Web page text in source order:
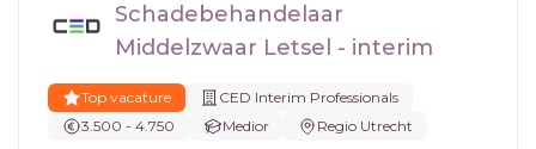
Schadebehandelaar
Middelzwaar Letsel - interim
Top vacature
CED Interim Professionals
3.500 - 4.750
Medior Regio Utrecht